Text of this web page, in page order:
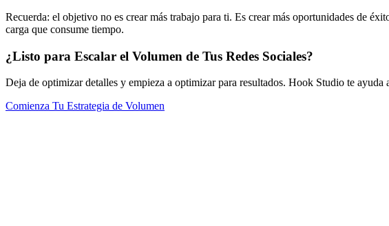
Recuerda: el objetivo no es crear más trabajo para ti. Es crear más oportunidades de
carga que consume tiempo.
¿Listo para Escalar el Volumen de Tus Redes Sociales?
Deja de optimizar detalles y empieza a optimizar para resultados. Hook Studio te
Comienza Tu Estrategia de Volumen